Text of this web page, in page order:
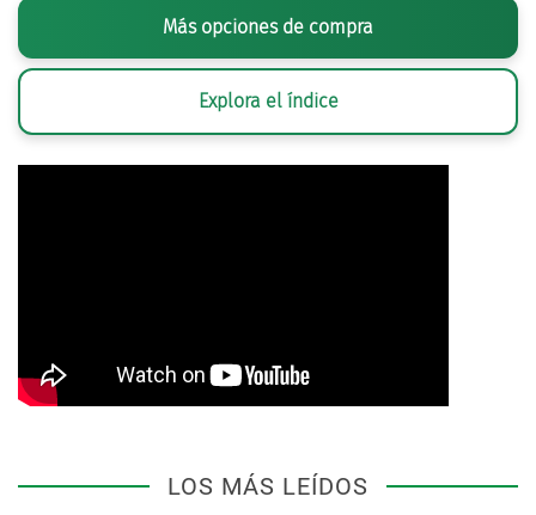
Más opciones de compra
Explora el índice
LOS MÁS LEÍDOS